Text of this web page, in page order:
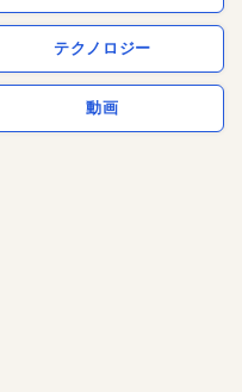
テクノロジー
動画